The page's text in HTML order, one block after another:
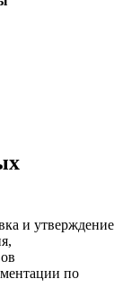
и утверждение
по